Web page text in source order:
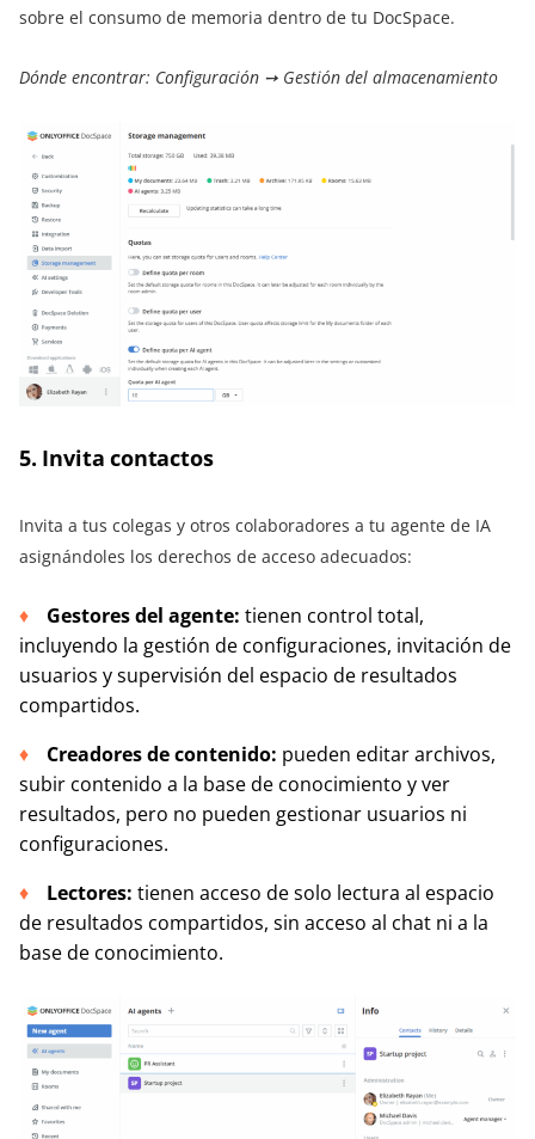
sobre el consumo de memoria dentro de tu DocSpace.
Dónde encontrar: Configuración ➙ Gestión del almacenamiento
5. Invita contactos
Invita a tus colegas y otros colaboradores a tu agente de IA
asignándoles los derechos de acceso adecuados:
Gestores del agente: tienen control total,
incluyendo la gestión de configuraciones, invitación de
usuarios y supervisión del espacio de resultados
compartidos.
Creadores de contenido: pueden editar archivos,
subir contenido a la base de conocimiento y ver
resultados, pero no pueden gestionar usuarios ni
configuraciones.
Lectores: tienen acceso de solo lectura al espacio
de resultados compartidos, sin acceso al chat ni a la
base de conocimiento.